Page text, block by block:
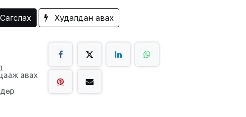
Сагслах Худалдан авах
авах